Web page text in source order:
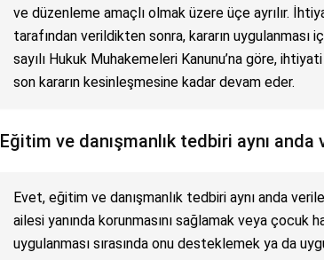
ve düzenleme amaçlı olmak üzere üçe ayrılır.
tarafından verildikten sonra, kararın uygulanması
sayılı Hukuk Muhakemeleri Kanunu’na göre,
son kararın kesinleşmesine kadar devam eder.
Eğitim ve danışmanlık tedbiri aynı anda
Evet, eğitim ve danışmanlık tedbiri aynı anda
ailesi yanında korunmasını sağlamak veya çocuk
uygulanması sırasında onu desteklemek ya da